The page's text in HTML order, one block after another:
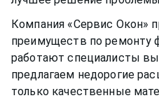
Компания «Сервис Окон»
преимуществ по ремонту
работают специалисты
предлагаем недорогие
только качественные